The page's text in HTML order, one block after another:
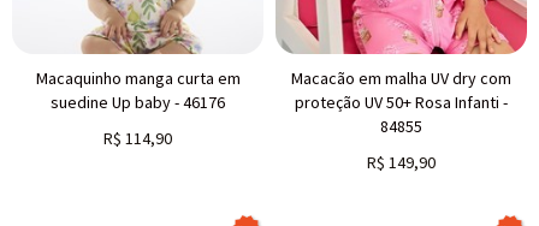
Macaquinho manga curta em
suedine Up baby - 46176
R$ 114,90
Macacão em malha UV dry com
proteção UV 50+ Rosa Infanti -
84855
R$ 149,90